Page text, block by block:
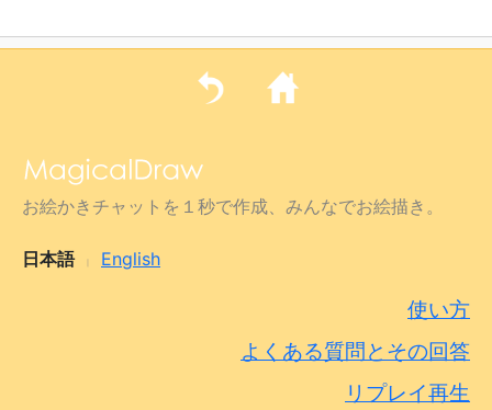
お絵かきチャットを１秒で作成、みんなでお絵描き。
日本語 English
使い方
よくある質問とその回答
リプレイ再生